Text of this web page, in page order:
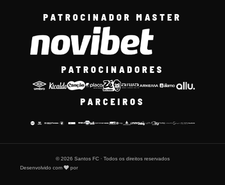
PATROCINADOR MASTER
PATROCINADORES
PARCEIROS
© 2026 Santos FC · Todos os direitos reservados
Desenvolvido com
por